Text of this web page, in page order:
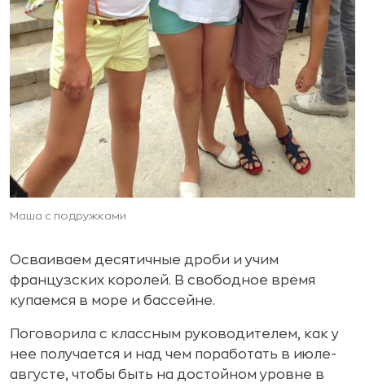
Маша с подружками
Осваиваем десятичные дроби и учим
французских королей. В свободное время
купаемся в море и бассейне.
Поговорила с классным руководителем, как у
нее получается и над чем поработать в июле-
августе, чтобы быть на достойном уровне в